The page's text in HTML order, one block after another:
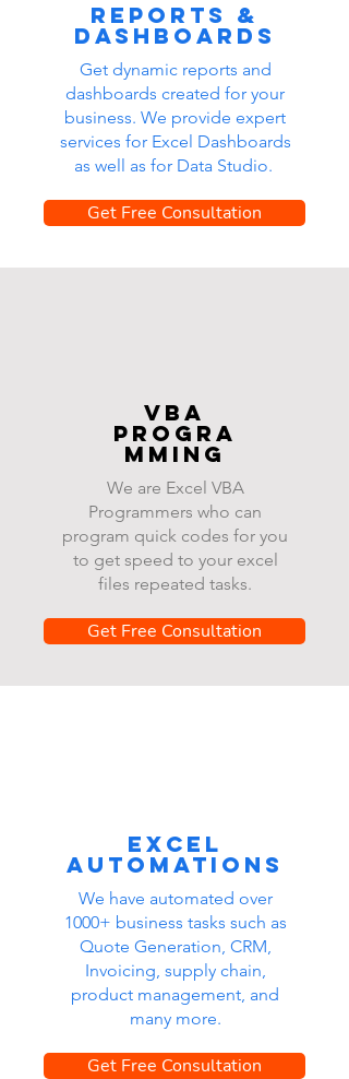
Reports &
dashboards
Get dynamic reports and
dashboards created for your
business. We provide expert
services for Excel Dashboards
as well as for Data Studio.
Get Free Consultation
VBA
progra
mming
We are Excel VBA
Programmers who can
program quick codes for you
to get speed to your excel
files repeated tasks.
Get Free Consultation
Excel
automations
We have automated over
1000+ business tasks such as
Quote Generation, CRM,
Invoicing, supply chain,
product management, and
many more.
Get Free Consultation